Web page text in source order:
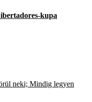
kupa
neki; Mindig legyen